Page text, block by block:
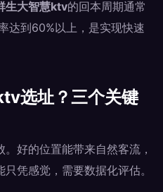
生大智慧ktv的回本周期通常
达到60%以上，是实现快速
选址？三个关键
好的位置能带来自然客流，
凭感觉，需要数据化评估。